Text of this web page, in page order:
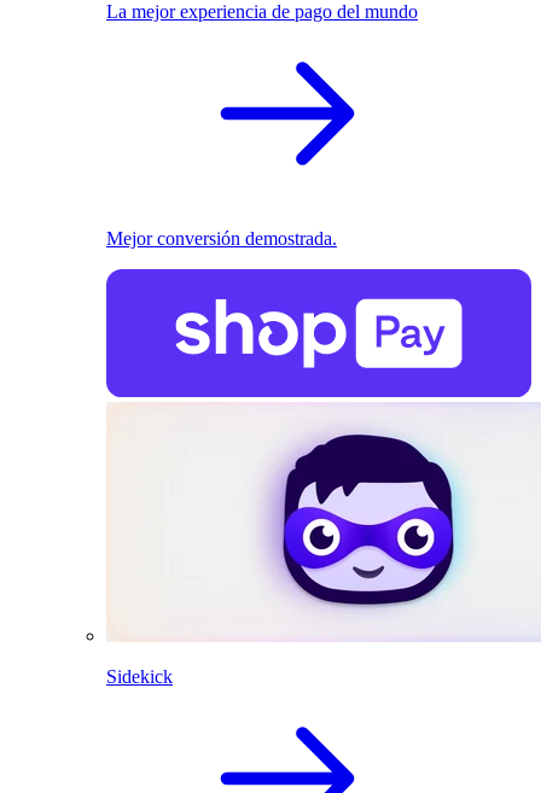
La mejor experiencia de pago del mundo
Mejor conversión demostrada.
Sidekick